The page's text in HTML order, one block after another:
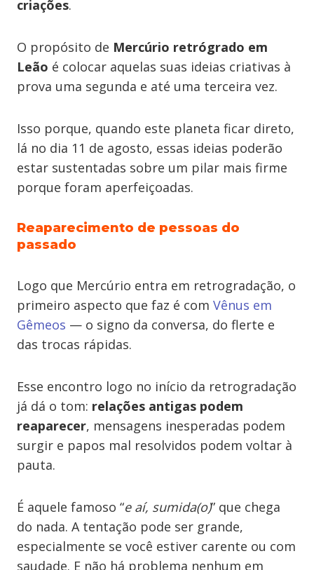
criações.
O propósito de Mercúrio retrógrado em
Leão é colocar aquelas suas ideias criativas à
prova uma segunda e até uma terceira vez.
Isso porque, quando este planeta ficar direto,
lá no dia 11 de agosto, essas ideias poderão
estar sustentadas sobre um pilar mais firme
porque foram aperfeiçoadas.
Reaparecimento de pessoas do
passado
Logo que Mercúrio entra em retrogradação, o
primeiro aspecto que faz é com Vênus em
Gêmeos — o signo da conversa, do flerte e
das trocas rápidas.
Esse encontro logo no início da retrogradação
já dá o tom: relações antigas podem
reaparecer, mensagens inesperadas podem
surgir e papos mal resolvidos podem voltar à
pauta.
É aquele famoso “e aí, sumida(o)” que chega
do nada. A tentação pode ser grande,
especialmente se você estiver carente ou com
saudade. E não há problema nenhum em